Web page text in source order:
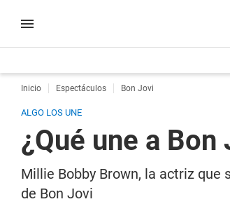
Inicio Espectáculos Bon Jovi
ALGO LOS UNE
¿Qué une a
Millie Bobby Brown, la actriz
de Bon Jovi